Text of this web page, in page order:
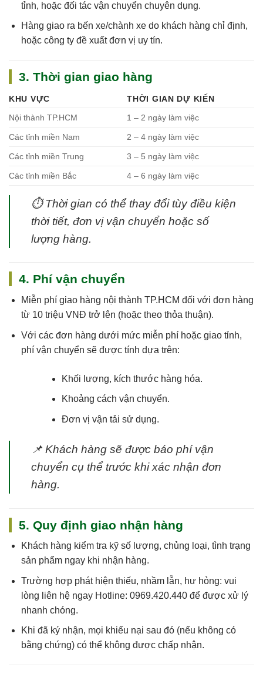
tỉnh, hoặc đối tác vận chuyển chuyên dụng.
Hàng giao ra bến xe/chành xe do khách hàng chỉ định,
hoặc công ty đề xuất đơn vị uy tín.
3. Thời gian giao hàng
KHU VỰC
THỜI GIAN DỰ KIẾN
Nội thành TP.HCM
1 – 2 ngày làm việc
Các tỉnh miền Nam 2 – 4 ngày làm việc
Các tỉnh miền Trung 3 – 5 ngày làm việc
Các tỉnh miền Bắc 4 – 6 ngày làm việc
⏱Thời gian có thể thay đổi tùy điều kiện
thời tiết, đơn vị vận chuyển hoặc số
lượng hàng.
4. Phí vận chuyển
Miễn phí giao hàng nội thành TP.HCM đối với đơn hàng
từ 10 triệu VNĐ trở lên (hoặc theo thỏa thuận).
Với các đơn hàng dưới mức miễn phí hoặc giao tỉnh,
phí vận chuyển sẽ được tính dựa trên:
Khối lượng, kích thước hàng hóa.
Khoảng cách vận chuyển.
Đơn vị vận tải sử dụng.
📌 Khách hàng sẽ được báo phí vận
chuyển cụ thể trước khi xác nhận đơn
hàng.
5. Quy định giao nhận hàng
Khách hàng kiểm tra kỹ số lượng, chủng loại, tình trạng
sản phẩm ngay khi nhận hàng.
Trường hợp phát hiện thiếu, nhầm lẫn, hư hỏng: vui
lòng liên hệ ngay Hotline: 0969.420.440để được xử lý
nhanh chóng.
Khi đã ký nhận, mọi khiếu nại sau đó (nếu không có
bằng chứng) có thể không được chấp nhận.